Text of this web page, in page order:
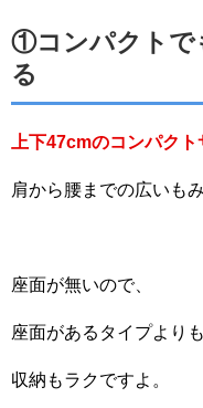
①コンパクトで
る
上下47cmのコンパク
肩から腰までの広いも
座面が無いので、
座面があるタイプより
収納もラクですよ。